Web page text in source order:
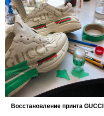
Восстановление принта GUCCI